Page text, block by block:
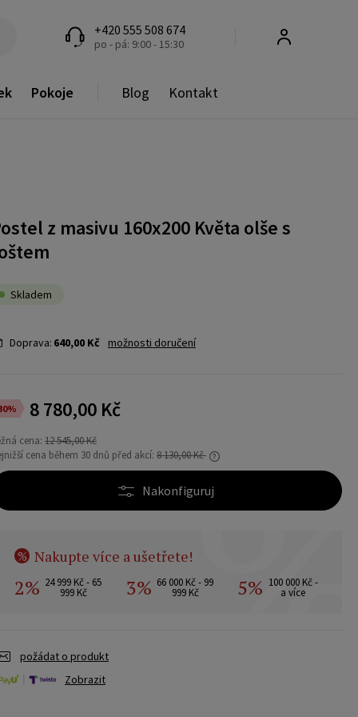
+420 555 508 674
po - pá: 9:00 - 15:30
Pokoje Blog Kontakt
z masivu 160x200 Květa olše s
Skladem
Doprava: 640,00 Kč možnosti doručení
8 780,00 Kč
cena: 12 545,00 Kč
cena během 30 dnů před akcí: 8 130,00 Kč
Pokud se produkt prodává méně než 30 dní,
zobrazí se nejnižší cena od uvedení produktu
Nakonfiguruj
% Nakupte více a ušetřete!
2% 24 999 Kč - 65
999 Kč 3% 66 000 Kč - 99
999 Kč 5% 100 000 Kč -
a více
požádat o produkt
Zobrazit